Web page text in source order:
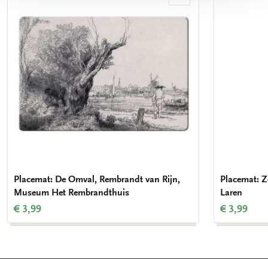
verlanglijst
Placemat: De Omval, Rembrandt van Rijn,
Museum Het Rembrandthuis
€ 3,99
Placemat:
Laren
€ 3,99